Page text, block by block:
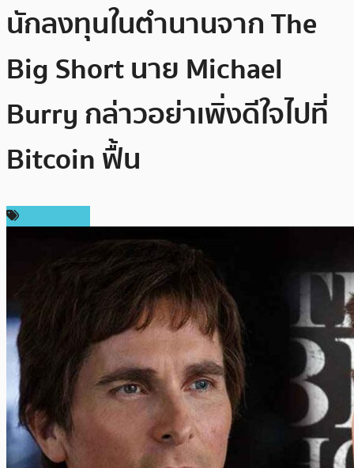
นักลงทุนในตำนานจาก The
Big Short นาย Michael
Burry กล่าวอย่าเพิ่งดีใจไปที่
Bitcoin ฟื้น